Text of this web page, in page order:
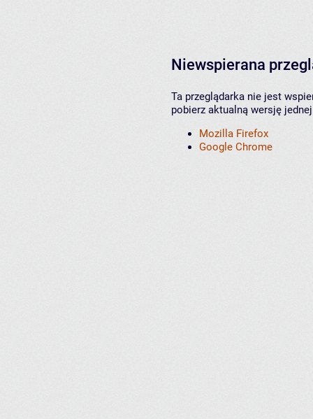
Niewspierana
Ta przeglądarka nie jest
pobierz aktualną wersję
Mozilla Firefox
Google Chrome